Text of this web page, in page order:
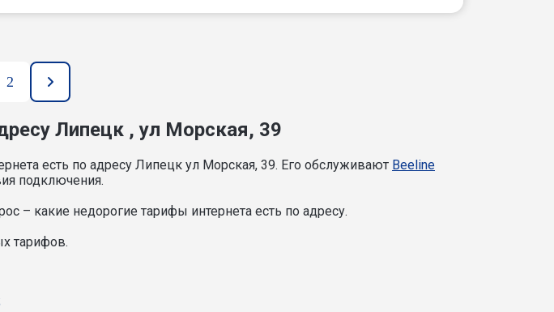
2
Липецк , ул Морская, 39
есть по адресу Липецк ул Морская, 39. Его обслуживают Beeline
подключения.
– какие недорогие тарифы интернета есть по адресу.
тарифов.